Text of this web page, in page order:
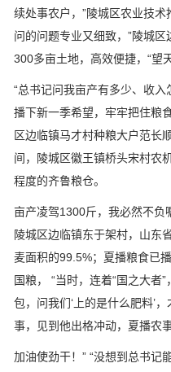
续处事农户，”陵城区农业技
问的问题专业又细致，”陵城
300多亩土地，高效便捷，“望天
“总书记问我亩产有多少、收
播下新一季希望，牢牢把住粮
区边临镇马才村种粮大户范长
间，陵城区徽王镇桥头宋村农
程度的齐鲁粮仓。
亩产凌驾1300斤，我必然不负
陵城区边临镇东于架村，山东
麦面积的99.5%；夏播粮食已
国粮， “当时，连着“国之大者
包，问我们‘上的是什么肥料’
事，见到他出格冲动，夏播农事
加油使劲干！” “没想到总书记